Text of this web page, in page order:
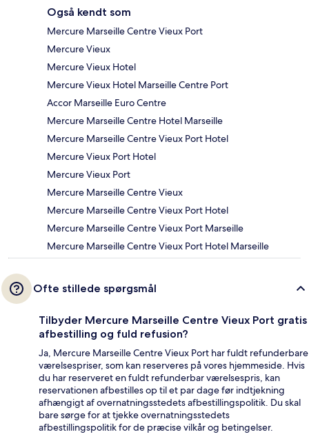
Også kendt som
Mercure Marseille Centre Vieux Port
Mercure Vieux
Mercure Vieux Hotel
Mercure Vieux Hotel Marseille Centre Port
Accor Marseille Euro Centre
Mercure Marseille Centre Hotel Marseille
Mercure Marseille Centre Vieux Port Hotel
Mercure Vieux Port Hotel
Mercure Vieux Port
Mercure Marseille Centre Vieux
Mercure Marseille Centre Vieux Port Hotel
Mercure Marseille Centre Vieux Port Marseille
Mercure Marseille Centre Vieux Port Hotel Marseille
Ofte stillede spørgsmål
Tilbyder Mercure Marseille Centre Vieux Port gratis
afbestilling og fuld refusion?
Ja, Mercure Marseille Centre Vieux Port har fuldt refunderbare
værelsespriser, som kan reserveres på vores hjemmeside. Hvis
du har reserveret en fuldt refunderbar værelsespris, kan
reservationen afbestilles op til et par dage før indtjekning
afhængigt af overnatningsstedets afbestillingspolitik. Du skal
bare sørge for at tjekke overnatningsstedets
afbestillingspolitik for de præcise vilkår og betingelser.